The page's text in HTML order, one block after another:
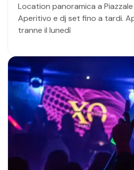
Location panoramica a
Aperitivo e dj set fino a tardi.
tranne il lunedì